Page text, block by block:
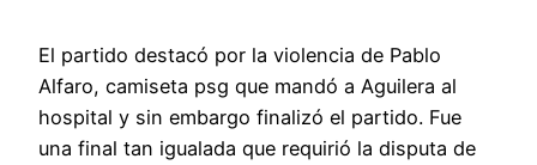
El partido destacó por la violencia de Pablo
Alfaro, camiseta psg que mandó a Aguilera al
hospital y sin embargo finalizó el partido. Fue
una final tan igualada que requirió la disputa de